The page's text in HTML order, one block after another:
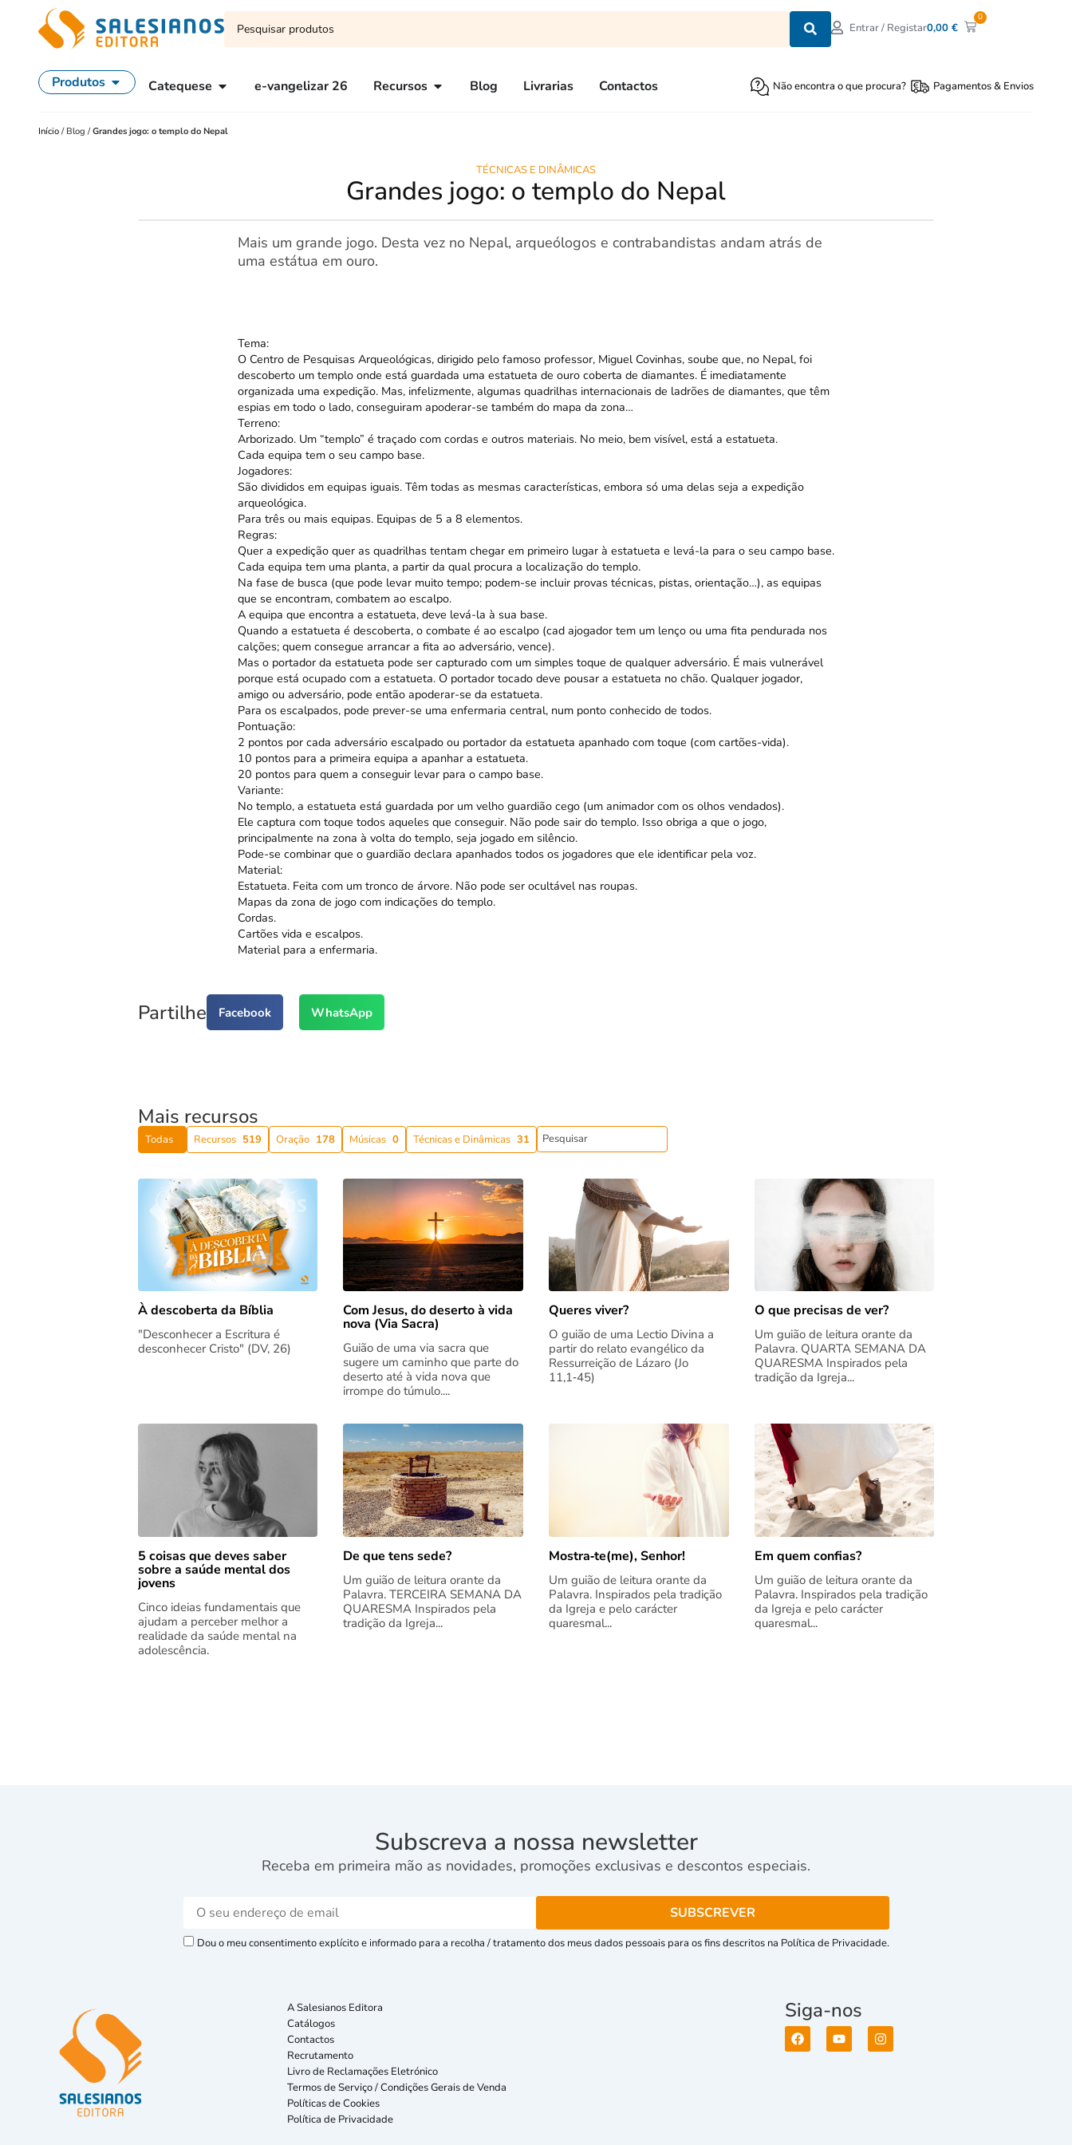
Entrar / Registar0,00€
0
Produtos Catequese e-vangelizar 26 Recursos Blog Livrarias Contactos Não encontra o que procura? Pagamentos & Envios
Início / Blog /Grandes jogo: o templo do Nepal
TÉCNICAS E DINÂMICAS
Grandes jogo: o templo do Nepal
Mais um grande jogo. Desta vez no Nepal, arqueólogos e contrabandistas andam atrás de
uma estátua em ouro.
Tema:
O Centro de Pesquisas Arqueológicas, dirigido pelo famoso professor, Miguel Covinhas, soube que, no Nepal, foi
descoberto um templo onde está guardada uma estatueta de ouro coberta de diamantes. É imediatamente
organizada uma expedição. Mas, infelizmente, algumas quadrilhas internacionais de ladrões de diamantes, que têm
espias em todo o lado, conseguiram apoderar-se também do mapa da zona…
Terreno:
Arborizado. Um “templo” é traçado com cordas e outros materiais. No meio, bem visível, está a estatueta.
Cada equipa tem o seu campo base.
Jogadores:
São divididos em equipas iguais. Têm todas as mesmas características, embora só uma delas seja a expedição
arqueológica.
Para três ou mais equipas. Equipas de 5 a 8 elementos.
Regras:
Quer a expedição quer as quadrilhas tentam chegar em primeiro lugar à estatueta e levá-la para o seu campo base.
Cada equipa tem uma planta, a partir da qual procura a localização do templo.
Na fase de busca (que pode levar muito tempo; podem-se incluir provas técnicas, pistas, orientação…), as equipas
que se encontram, combatem ao escalpo.
A equipa que encontra a estatueta, deve levá-la à sua base.
Quando a estatueta é descoberta, o combate é ao escalpo (cad ajogador tem um lenço ou uma fita pendurada nos
calções; quem consegue arrancar a fita ao adversário, vence).
Mas o portador da estatueta pode ser capturado com um simples toque de qualquer adversário. É mais vulnerável
porque está ocupado com a estatueta. O portador tocado deve pousar a estatueta no chão. Qualquer jogador,
amigo ou adversário, pode então apoderar-se da estatueta.
Para os escalpados, pode prever-se uma enfermaria central, num ponto conhecido de todos.
Pontuação:
2 pontos por cada adversário escalpado ou portador da estatueta apanhado com toque (com cartões-vida).
10 pontos para a primeira equipa a apanhar a estatueta.
20 pontos para quem a conseguir levar para o campo base.
Variante:
No templo, a estatueta está guardada por um velho guardião cego (um animador com os olhos vendados).
Ele captura com toque todos aqueles que conseguir. Não pode sair do templo. Isso obriga a que o jogo,
principalmente na zona à volta do templo, seja jogado em silêncio.
Pode-se combinar que o guardião declara apanhados todos os jogadores que ele identificar pela voz.
Material:
Estatueta. Feita com um tronco de árvore. Não pode ser ocultável nas roupas.
Mapas da zona de jogo com indicações do templo.
Cordas.
Cartões vida e escalpos.
Material para a enfermaria.
Partilhe Facebook WhatsApp
Mais recursos
Todas Recursos 519 Oração 178 Músicas 0 Técnicas e Dinâmicas 31
À descoberta da Bíblia
"Desconhecer a Escritura é
desconhecer Cristo" (DV, 26)
Com Jesus, do deserto à vida
nova (Via Sacra)
Guião de uma via sacra que
sugere um caminho que parte do
deserto até à vida nova que
irrompe do túmulo....
Queres viver?
O guião de uma Lectio Divina a
partir do relato evangélico da
Ressurreição de Lázaro (Jo
11,1‑45)
O que precisas de ver?
Um guião de leitura orante da
Palavra. QUARTA SEMANA DA
QUARESMA Inspirados pela
tradição da Igreja...
5 coisas que deves saber
sobre a saúde mental dos
jovens
Cinco ideias fundamentais que
ajudam a perceber melhor a
realidade da saúde mental na
adolescência.
De que tens sede?
Um guião de leitura orante da
Palavra. TERCEIRA SEMANA DA
QUARESMA Inspirados pela
tradição da Igreja...
Mostra‑te(me), Senhor!
Um guião de leitura orante da
Palavra. Inspirados pela tradição
da Igreja e pelo carácter
quaresmal...
Em quem confias?
Um guião de leitura orante da
Palavra. Inspirados pela tradição
da Igreja e pelo carácter
quaresmal...
Subscreva a nossa newsletter
Receba em primeira mão as novidades, promoções exclusivas e descontos especiais.
Dou o meu consentimento explícito e informado para a recolha / tratamento dos meus dados pessoais para os fins descritos na Política de Privacidade.
A Salesianos Editora
Catálogos
Contactos
Recrutamento
Livro de Reclamações Eletrónico
Termos de Serviço / Condições Gerais de Venda
Políticas de Cookies
Política de Privacidade
Siga-nos